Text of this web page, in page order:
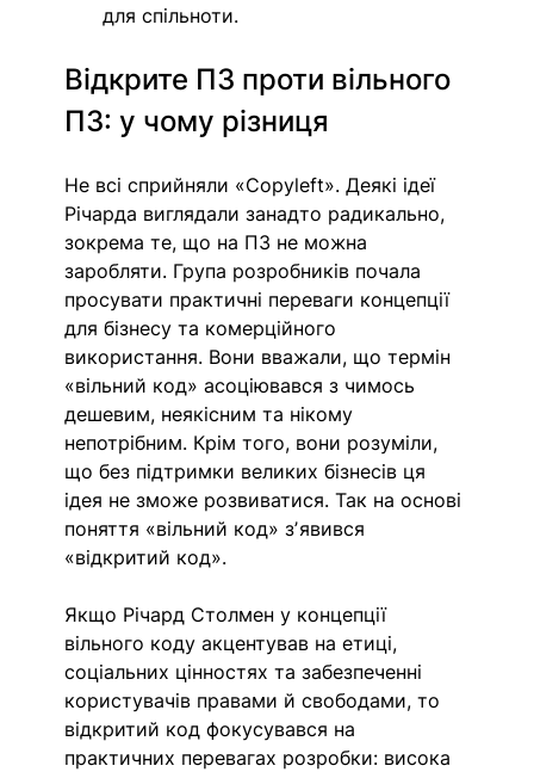
для спільноти.
Відкрите ПЗ проти вільного
ПЗ: у чому різниця
Не всі сприйняли «Copyleft». Деякі ідеї
Річарда виглядали занадто радикально,
зокрема те, що на ПЗ не можна
заробляти. Група розробників почала
просувати практичні переваги концепції
для бізнесу та комерційного
використання. Вони вважали, що термін
«вільний код» асоціювався з чимось
дешевим, неякісним та нікому
непотрібним. Крім того, вони розуміли,
що без підтримки великих бізнесів ця
ідея не зможе розвиватися. Так на основі
поняття «вільний код» зʼявився
«відкритий код».
Якщо Річард Столмен у концепції
вільного коду акцентував на етиці,
соціальних цінностях та забезпеченні
користувачів правами й свободами, то
відкритий код фокусувався на
практичних перевагах розробки: висока